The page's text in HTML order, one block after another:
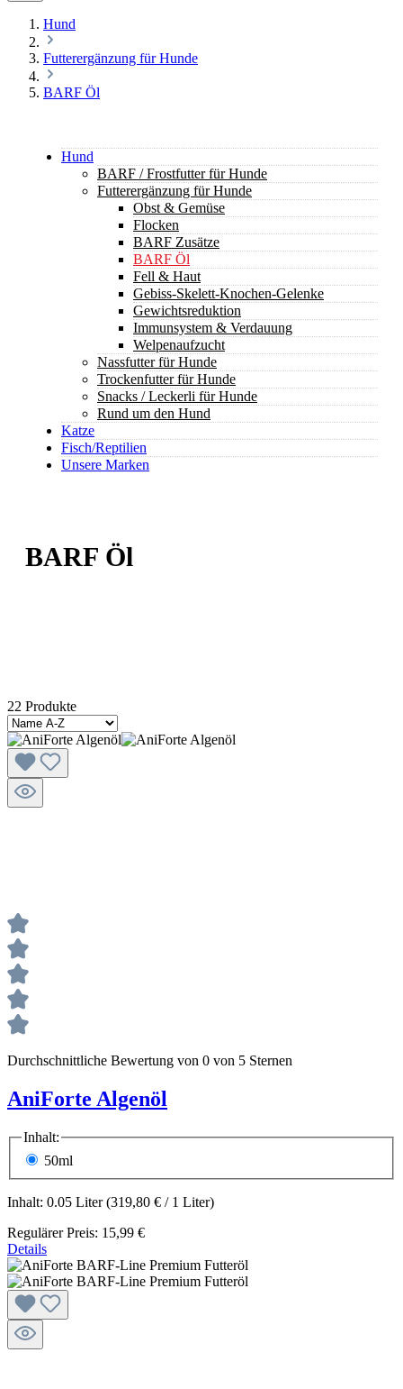
Hund
Futterergänzung für Hunde
BARF Öl
Hund
BARF / Frostfutter für Hunde
Futterergänzung für Hunde
Obst & Gemüse
Flocken
BARF Zusätze
BARF Öl
Fell & Haut
Gebiss-Skelett-Knochen-Gelenke
Gewichtsreduktion
Immunsystem & Verdauung
Welpenaufzucht
Nassfutter für Hunde
Trockenfutter für Hunde
Snacks / Leckerli für Hunde
Rund um den Hund
Katze
Fisch/Reptilien
Unsere Marken
BARF Öl
22 Produkte
Durchschnittliche Bewertung von 0 von 5 Sternen
AniForte Algenöl
Inhalt:
50ml
Inhalt: 0.05 Liter(319,80 € / 1 Liter)
Regulärer Preis: 15,99 €
Details